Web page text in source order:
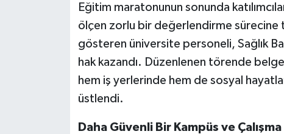
Eğitim maratonunun sonunda
ölçen zorlu bir değerlendirme sürecine
gösteren üniversite personeli, Sağlık
hak kazandı. Düzenlenen törende
hem iş yerlerinde hem de sosyal
üstlendi.
Daha Güvenli Bir Kampüs ve